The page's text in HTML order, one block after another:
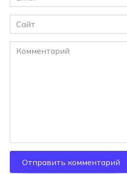
*
Сайт
Комментарий